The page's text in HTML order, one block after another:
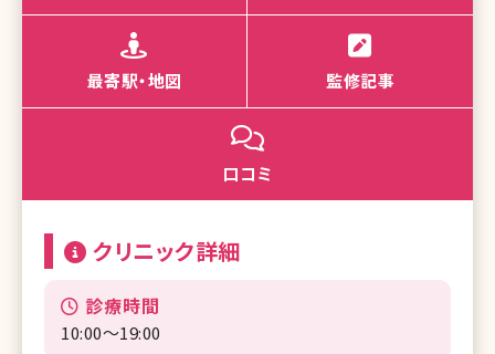
最寄駅・地図 監修記事
口コミ
クリニック詳細
診療時間
10:00～19:00